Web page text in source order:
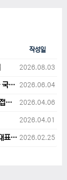
작성일
2026.08.03
[필독] 2027년 제38회 국제생물올림피아드 참가 국가대표 1차후보자 선발고사 범위 및 일정 안내 2026.06.04
[필독] 2027년 38회 IBO 참가 국가대표 지원자 접수 마감 및 원격교육 관련 공지사항 안내입니다. 2026.04.06
2026.04.01
2027년 제38회 국제생물올림피아드(IBO) 국가대표 후보자 지원 안내 2026.02.25